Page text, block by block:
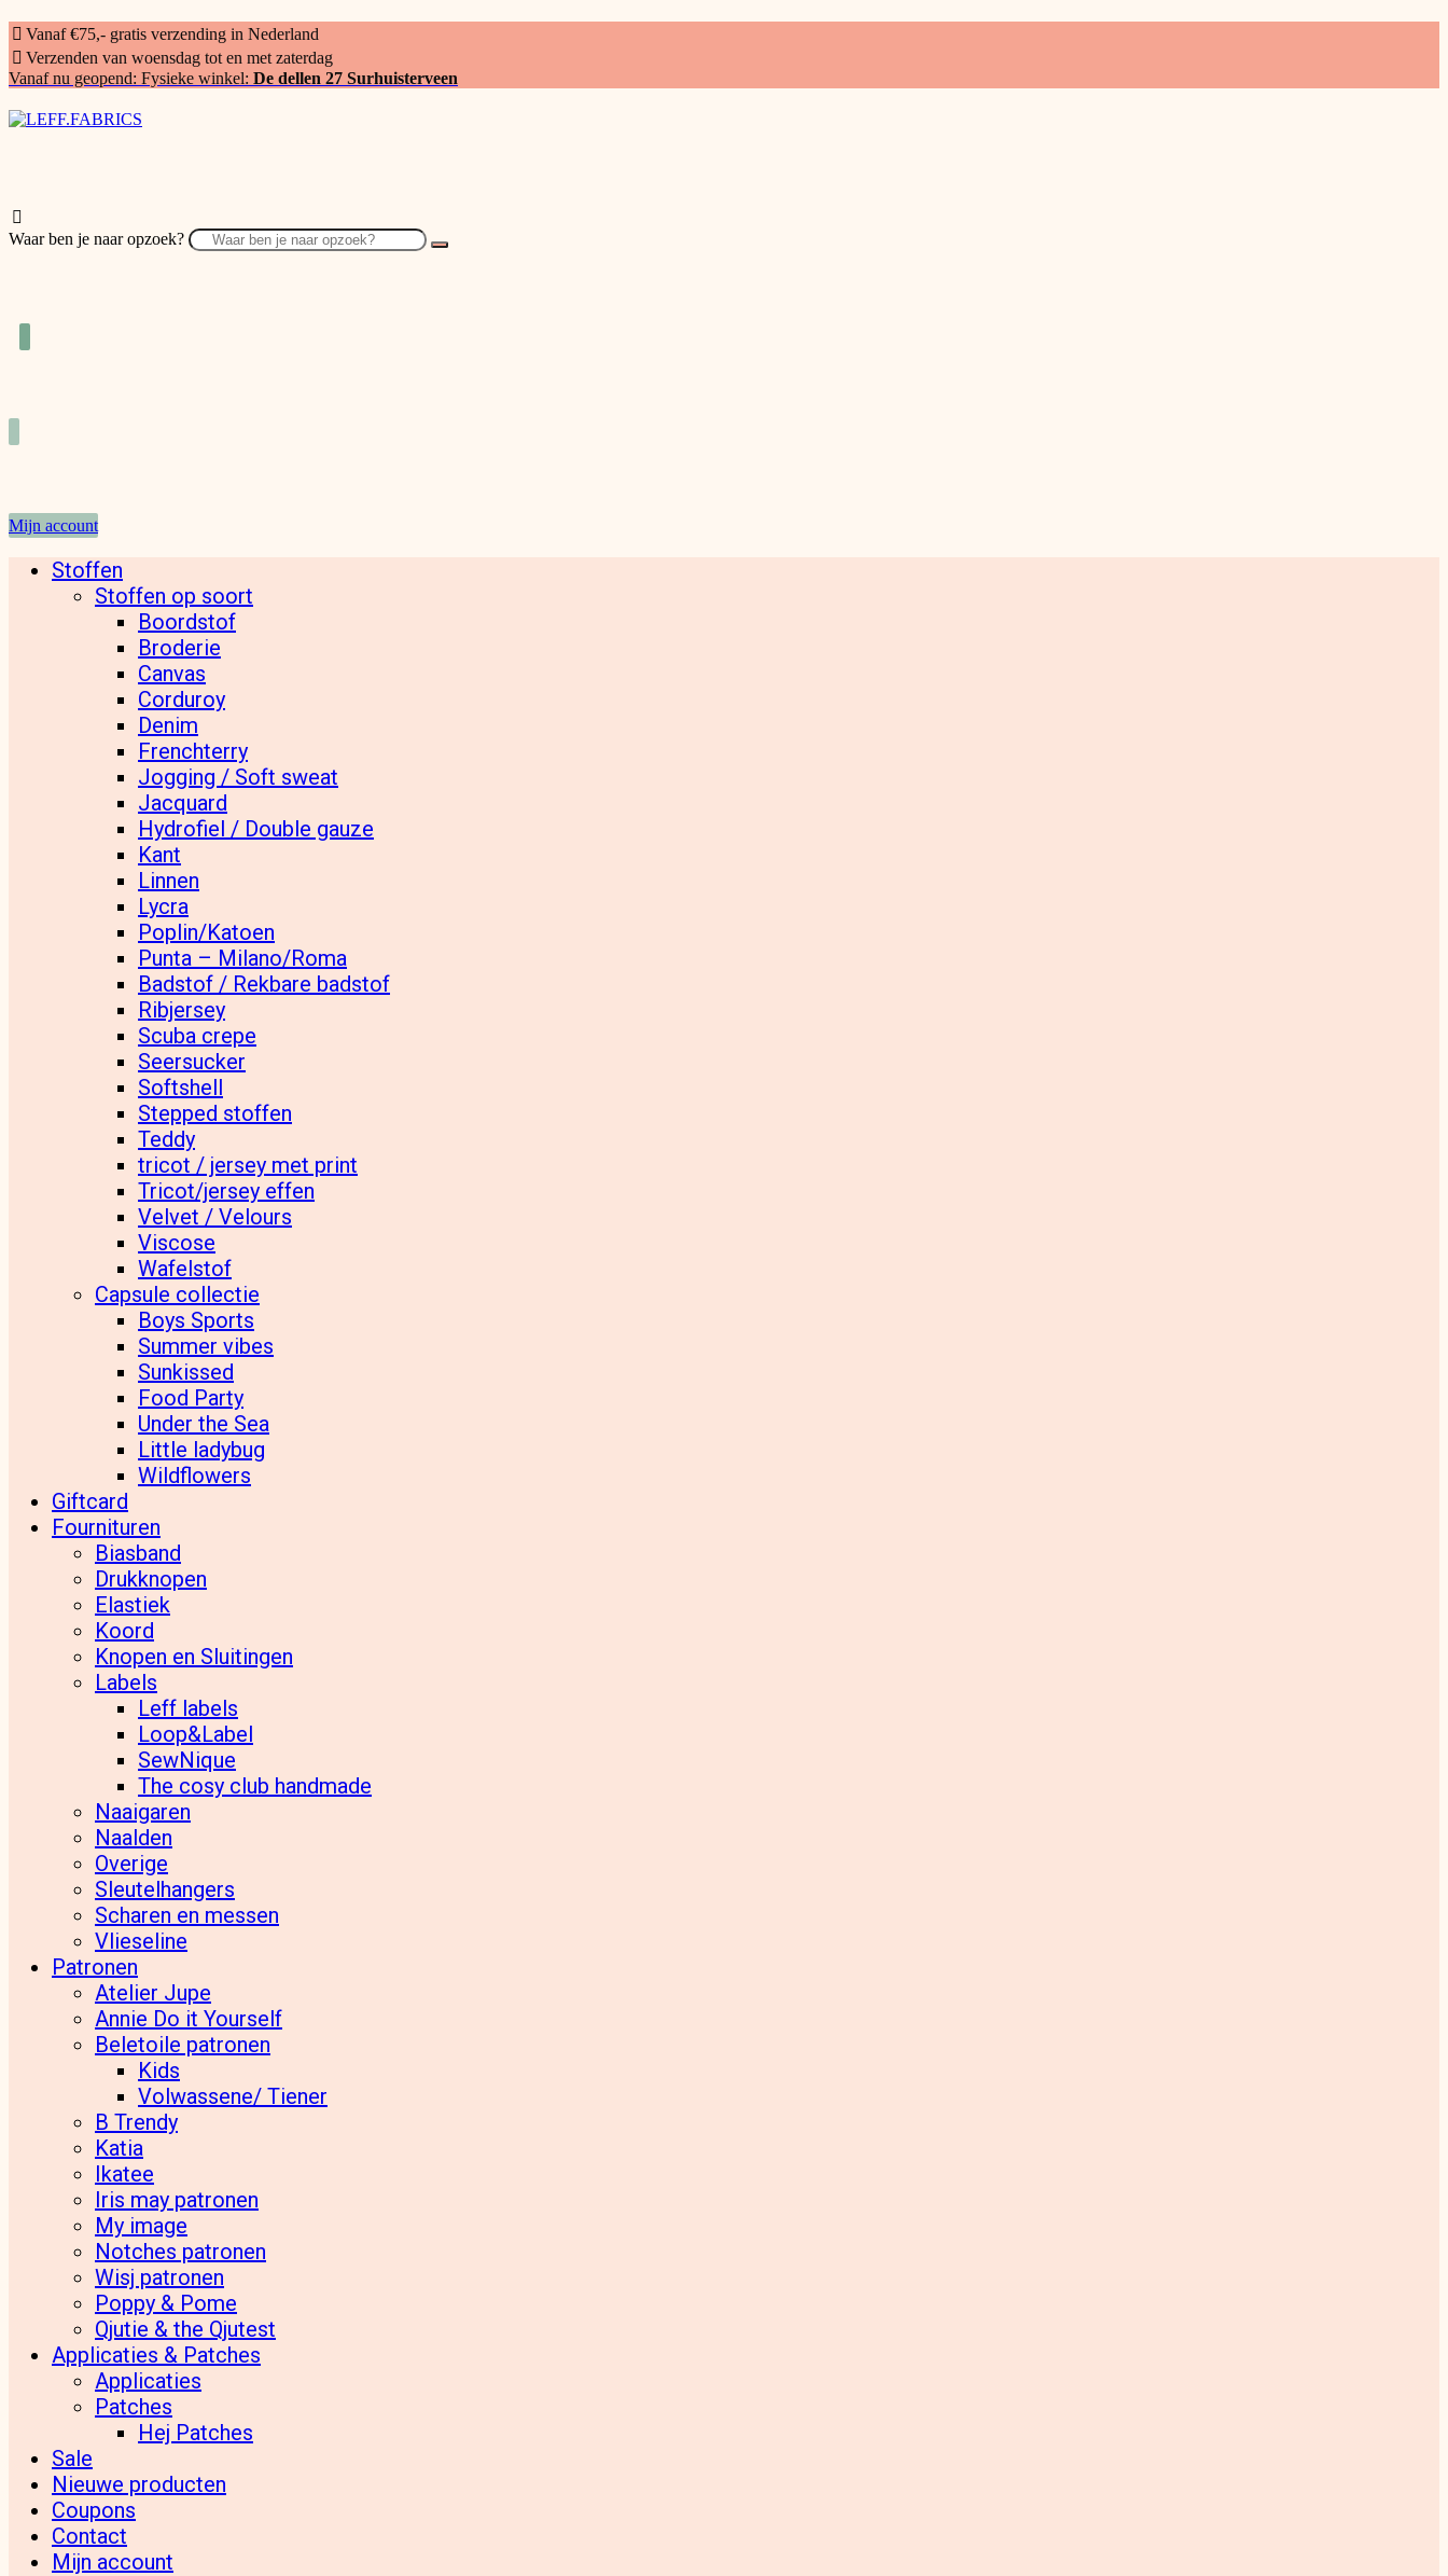
Vanaf €75,- gratis verzending in Nederland
Verzenden van woensdag tot en met zaterdag
Vanaf nu geopend: Fysieke winkel: De dellen 27 Surhuisterveen
Waar ben je naar opzoek?
Mijn account
Stoffen
Stoffen op soort
Boordstof
Broderie
Canvas
Corduroy
Denim
Frenchterry
Jogging / Soft sweat
Jacquard
Hydrofiel / Double gauze
Kant
Linnen
Lycra
Poplin/Katoen
Punta – Milano/Roma
Badstof / Rekbare badstof
Ribjersey
Scuba crepe
Seersucker
Softshell
Stepped stoffen
Teddy
tricot / jersey met print
Tricot/jersey effen
Velvet / Velours
Viscose
Wafelstof
Capsule collectie
Boys Sports
Summer vibes
Sunkissed
Food Party
Under the Sea
Little ladybug
Wildflowers
Giftcard
Fournituren
Biasband
Drukknopen
Elastiek
Koord
Knopen en Sluitingen
Labels
Leff labels
Loop&Label
SewNique
The cosy club handmade
Naaigaren
Naalden
Overige
Sleutelhangers
Scharen en messen
Vlieseline
Patronen
Atelier Jupe
Annie Do it Yourself
Beletoile patronen
Kids
Volwassene/ Tiener
B Trendy
Katia
Ikatee
Iris may patronen
My image
Notches patronen
Wisj patronen
Poppy & Pome
Qjutie & the Qjutest
Applicaties & Patches
Applicaties
Patches
Hej Patches
Sale
Nieuwe producten
Coupons
Contact
Mijn account